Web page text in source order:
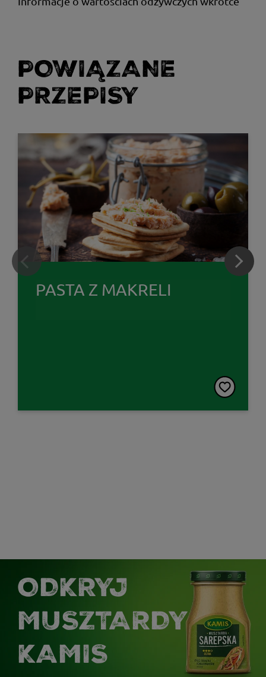
POWIĄZANE
PRZEPISY
PASTA Z MAKRELI
ODKRYJ
MUSZTARDY
KAMIS